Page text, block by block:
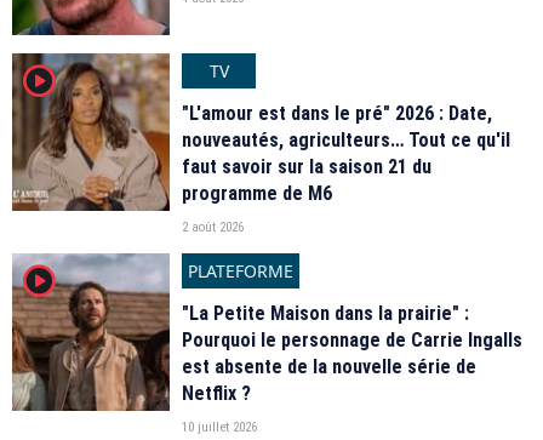
player2
TV
"L'amour est dans le pré" 2026 : Date,
nouveautés, agriculteurs… Tout ce qu'il
faut savoir sur la saison 21 du
programme de M6
2 août 2026
player2
PLATEFORME
"La Petite Maison dans la prairie" :
Pourquoi le personnage de Carrie Ingalls
est absente de la nouvelle série de
Netflix ?
10 juillet 2026